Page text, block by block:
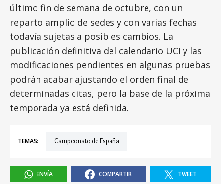
último fin de semana de octubre, con un
reparto amplio de sedes y con varias fechas
todavía sujetas a posibles cambios. La
publicación definitiva del calendario UCI y las
modificaciones pendientes en algunas pruebas
podrán acabar ajustando el orden final de
determinadas citas, pero la base de la próxima
temporada ya está definida.
TEMAS: Campeonato de España
ENVÍA COMPARTIR TWEET